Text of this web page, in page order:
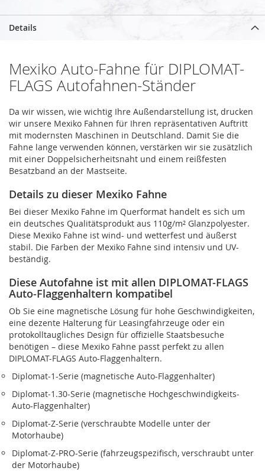
Details
Mexiko Auto-Fahne für DIPLOMAT-
FLAGS Autofahnen-Ständer
Da wir wissen, wie wichtig Ihre Außendarstellung ist, drucken
wir unsere Mexiko Fahnen für Ihren repräsentativen Auftritt
mit modernsten Maschinen in Deutschland. Damit Sie die
Fahne lange verwenden können, verstärken wir sie zusätzlich
mit einer Doppelsicherheitsnaht und einem reißfesten
Besatzband an der Mastseite.
Details zu dieser Mexiko Fahne
Bei dieser Mexiko Fahne im Querformat handelt es sich um
ein deutsches Qualitätsprodukt aus 110g/m² Glanzpolyester.
Diese Mexiko Fahne ist wind- und wetterfest und äußerst
stabil. Die Farben der Mexiko Fahne sind intensiv und UV-
beständig.
Diese Autofahne ist mit allen DIPLOMAT-FLAGS
Auto-Flaggenhaltern kompatibel
Ob Sie eine magnetische Lösung für hohe Geschwindigkeiten,
eine dezente Halterung für Leasingfahrzeuge oder ein
protokolltaugliches Design für offizielle Staatsbesuche
benötigen – diese Mexiko Fahne passt perfekt zu allen
DIPLOMAT-FLAGS Auto-Flaggenhaltern.
Diplomat‑1-Serie (magnetische Auto-Flaggenhalter)
Diplomat‑1.30-Serie (magnetische Hochgeschwindigkeits-
Auto-Flaggenhalter)
Diplomat‑Z-Serie (verschraubte Modelle unter der
Motorhaube)
Diplomat‑Z‑PRO-Serie (fahrzeugspezifisch, verschraubt unter
der Motorhaube)